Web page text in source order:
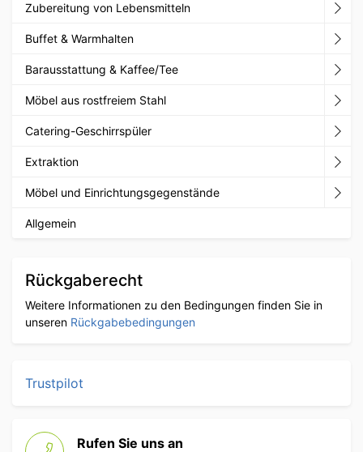
Zubereitung von Lebensmitteln
Buffet & Warmhalten
Barausstattung & Kaffee/Tee
Möbel aus rostfreiem Stahl
Catering-Geschirrspüler
Extraktion
Möbel und Einrichtungsgegenstände
Allgemein
Rückgaberecht
Weitere Informationen zu den Bedingungen finden Sie in
unseren Rückgabebedingungen
Trustpilot
Rufen Sie uns an